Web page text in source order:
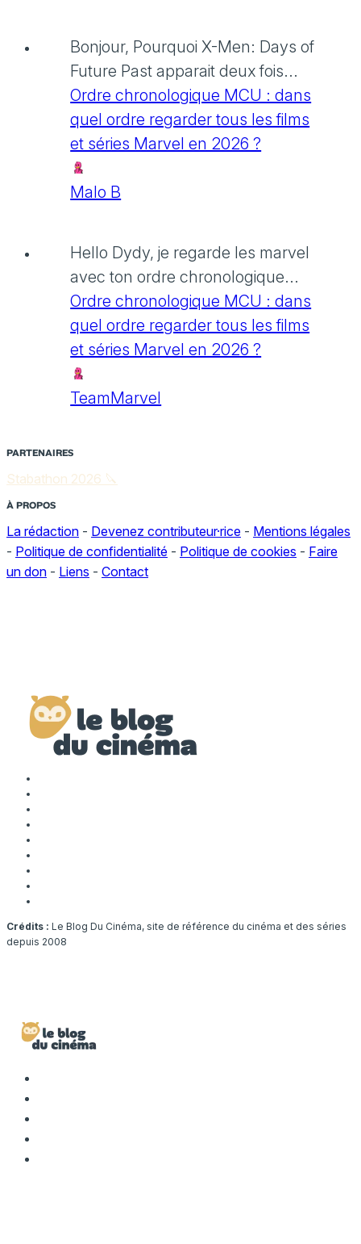
Bonjour, Pourquoi X-Men: Days of
Future Past apparait deux fois...
Ordre chronologique MCU : dans
quel ordre regarder tous les films
et séries Marvel en 2026 ?
Malo B
Hello Dydy, je regarde les marvel
avec ton ordre chronologique...
Ordre chronologique MCU : dans
quel ordre regarder tous les films
et séries Marvel en 2026 ?
TeamMarvel
PARTENAIRES
Stabathon 2026 🔪
À PROPOS
La rédaction - Devenez contributeur·rice - Mentions légales
- Politique de confidentialité - Politique de cookies - Faire
un don - Liens - Contact
Crédits : Le Blog Du Cinéma, site de référence du cinéma et des séries
depuis 2008